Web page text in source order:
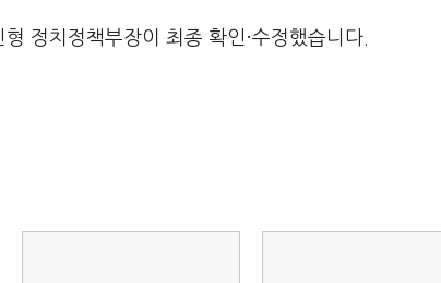
정치정책부장이 최종 확인·수정했습니다.